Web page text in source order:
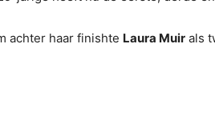
achter haar finishte Laura Muir als